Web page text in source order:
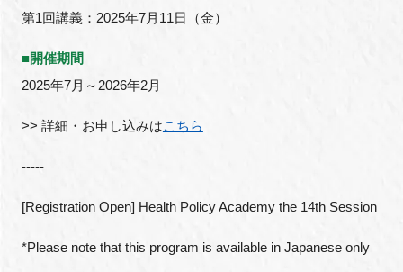
第1回講義：2025年7月11日（金）
■開催期間
2025年7月～2026年2月
>> 詳細・お申し込みはこちら
-----
[Registration Open] Health Policy Academy the 14th Session
*Please note that this program is available in Japanese only